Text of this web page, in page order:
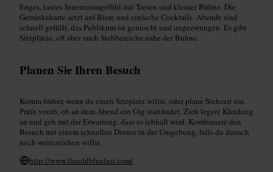
Enges, lautes Innenraumgefühl mit Tresen und kleiner Bühne. Die
Getränkekarte setzt auf Biere und einfache Cocktails. Abende sind
schnell gefüllt, das Publikum ist gemischt und ungezwungen. Es gibt
Sitzplätze, oft aber auch Stehbereiche nahe der Bühne.
Planen Sie Ihren Besuch
Komm früher, wenn du einen Sitzplatz willst, oder plane Stehzeit ein.
Prüfe vorab, ob an dem Abend ein Gig stattfindet. Zieh legere Kleidung
an und geh mit der Erwartung, dass es lebhaft wird. Kombiniere den
Besuch mit einem schnellen Dinner in der Umgebung, falls du danach
noch weiterziehen willst.
http://www.theoldbluelast.com/